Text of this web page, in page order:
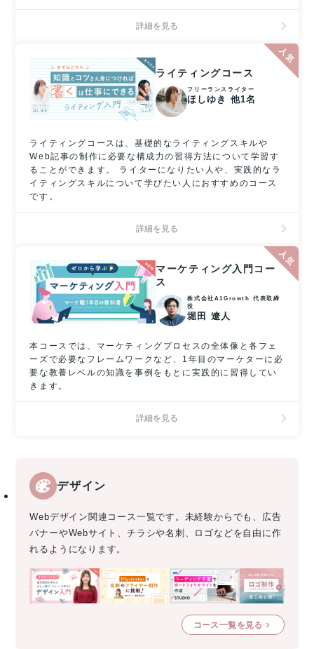
詳細を見る
ライティングコース
フリーランスライター
ほしゆき 他1名
ライティングコースは、基礎的なライティングスキルや
Web記事の制作に必要な構成力の習得方法について学習す
ることができます。 ライターになりたい人や、実践的なラ
イティングスキルについて学びたい人におすすめのコース
です。
詳細を見る
マーケティング入門コー
ス
株式会社A1Growth 代表取締
役
堀田 遼人
本コースでは、マーケティングプロセスの全体像と各フェ
ーズで必要なフレームワークなど、1年目のマーケターに必
要な教養レベルの知識を事例をもとに実践的に習得してい
きます。
詳細を見る
デザイン
Webデザイン関連コース一覧です。未経験からでも、広告
バナーやWebサイト、チラシや名刺、ロゴなどを自由に作
れるようになります。
コース一覧を見る